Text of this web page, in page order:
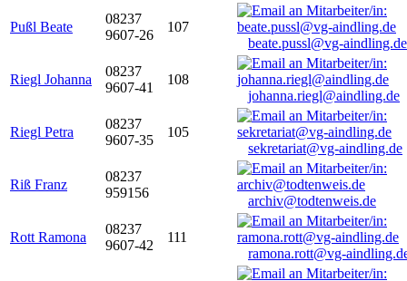
Pußl Beate
08237
9607-26
107
beate.pussl@vg-aindling.de
Riegl Johanna
08237
9607-41
108
johanna.riegl@aindling.de
Riegl Petra
08237
9607-35
105
sekretariat@vg-aindling.de
Riß Franz
08237
959156
archiv@todtenweis.de
Rott Ramona
08237
9607-42
111
ramona.rott@vg-